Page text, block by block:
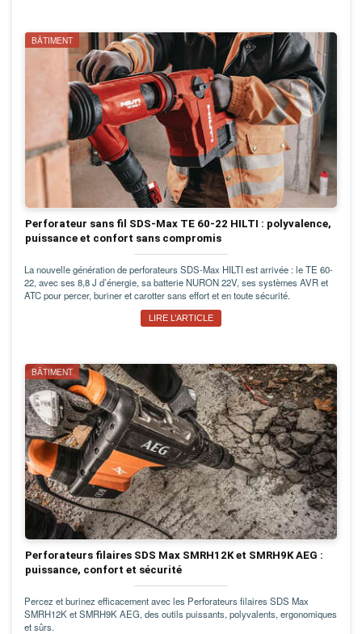
BÂTIMENT
Perforateur sans fil SDS-Max TE 60-22 HILTI : polyvalence,
puissance et confort sans compromis
La nouvelle génération de perforateurs SDS-Max HILTI est arrivée : le TE 60-
22, avec ses 8,8 J d’énergie, sa batterie NURON 22V, ses systèmes AVR et
ATC pour percer, buriner et carotter sans effort et en toute sécurité.
LIRE L’ARTICLE
BÂTIMENT
Perforateurs filaires SDS Max SMRH12K et SMRH9K AEG :
puissance, confort et sécurité
Percez et burinez efficacement avec les Perforateurs filaires SDS Max
SMRH12K et SMRH9K AEG, des outils puissants, polyvalents, ergonomiques
et sûrs.